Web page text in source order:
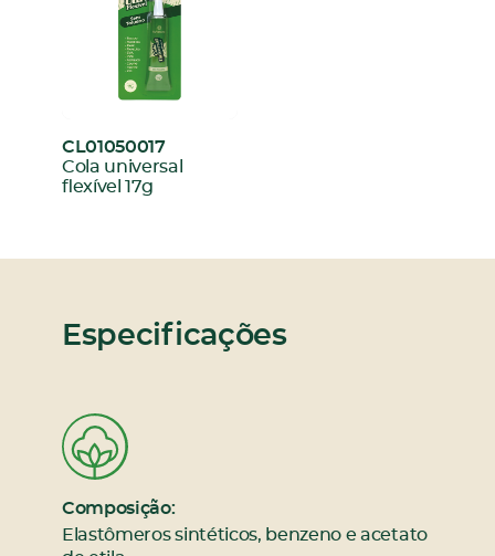
CL01050017
:Cola universal
flexível 17g
Especificações
Composição:
Elastômeros sintéticos, benzeno e acetato